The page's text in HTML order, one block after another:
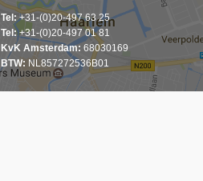
Tel:+31-(0)20-497 63 25
Tel:+31-(0)20-497 01 81
KvK Amsterdam: 68030169
BTW: NL857272536B01